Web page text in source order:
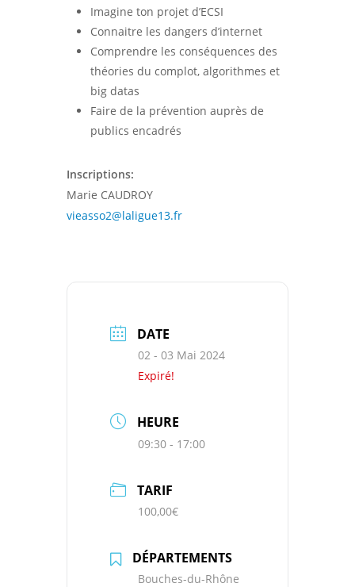
Imagine ton projet d’ECSI
Connaitre les dangers d’internet
Comprendre les conséquences des
théories du complot, algorithmes et
big datas
Faire de la prévention auprès de
publics encadrés
Inscriptions:
Marie CAUDROY
vieasso2@laligue13.fr
DATE
02 - 03 Mai 2024
Expiré!
HEURE
09:30 - 17:00
TARIF
100,00€
DÉPARTEMENTS
Bouches-du-Rhône